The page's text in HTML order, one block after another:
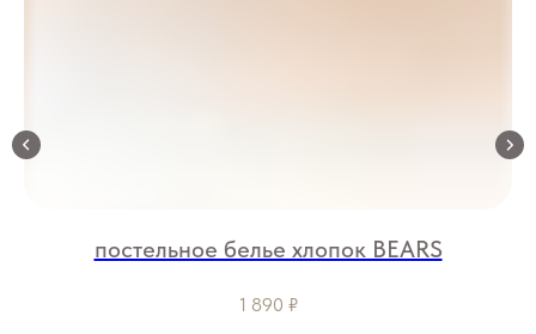
постельное белье хлопок BEARS
1 890 ₽